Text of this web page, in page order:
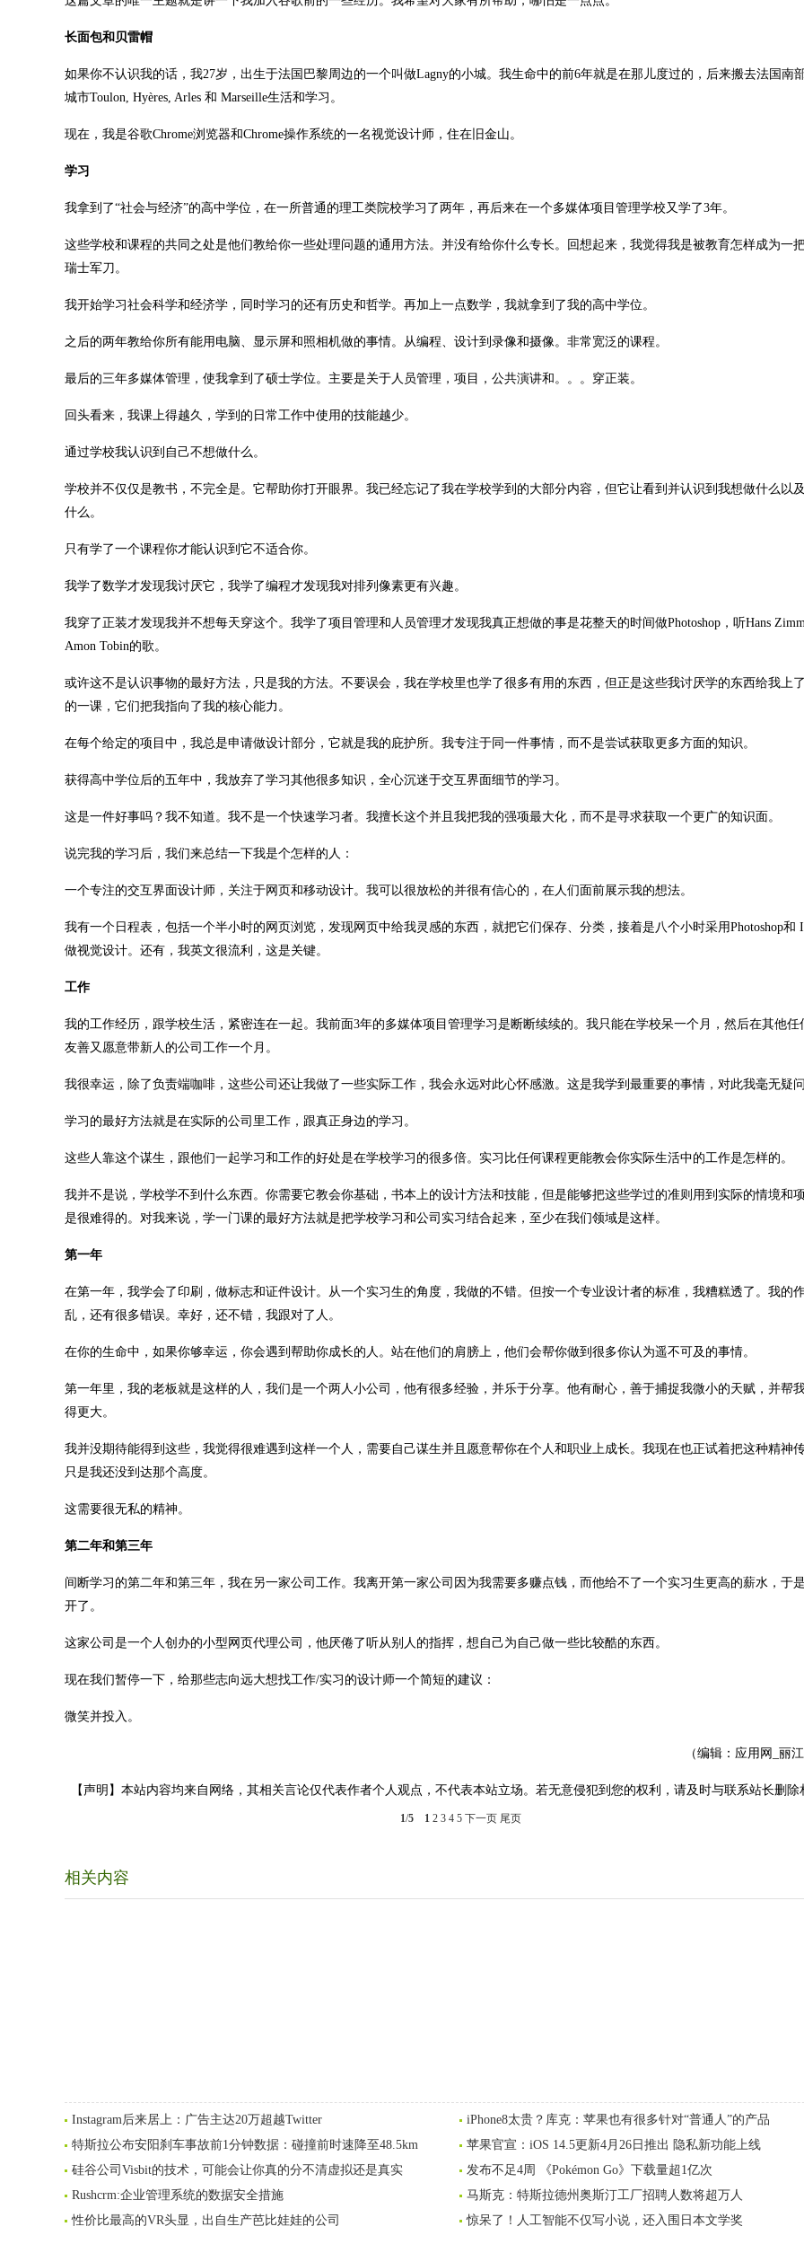
长面包和贝雷帽
如果你不认识我的话，我27岁，出生于法国巴黎周边的一个叫做Lagny的小城。我生命中的前6年就是在那儿度过的，后来搬去法国南
城市Toulon, Hyères, Arles 和 Marseille生活和学习。
现在，我是谷歌Chrome浏览器和Chrome操作系统的一名视觉设计师，住在旧金山。
学习
我拿到了“社会与经济”的高中学位，在一所普通的理工类院校学习了两年，再后来在一个多媒体项目管理学校又学了3年。
这些学校和课程的共同之处是他们教给你一些处理问题的通用方法。并没有给你什么专长。回想起来，我觉得我是被教育怎样成为一
瑞士军刀。
我开始学习社会科学和经济学，同时学习的还有历史和哲学。再加上一点数学，我就拿到了我的高中学位。
之后的两年教给你所有能用电脑、显示屏和照相机做的事情。从编程、设计到录像和摄像。非常宽泛的课程。
最后的三年多媒体管理，使我拿到了硕士学位。主要是关于人员管理，项目，公共演讲和。。。穿正装。
回头看来，我课上得越久，学到的日常工作中使用的技能越少。
通过学校我认识到自己不想做什么。
学校并不仅仅是教书，不完全是。它帮助你打开眼界。我已经忘记了我在学校学到的大部分内容，但它让看到并认识到我想做什么以
什么。
只有学了一个课程你才能认识到它不适合你。
我学了数学才发现我讨厌它，我学了编程才发现我对排列像素更有兴趣。
我穿了正装才发现我并不想每天穿这个。我学了项目管理和人员管理才发现我真正想做的事是花整天的时间做Photoshop，听Hans
Amon Tobin的歌。
或许这不是认识事物的最好方法，只是我的方法。不要误会，我在学校里也学了很多有用的东西，但正是这些我讨厌学的东西给我上
的一课，它们把我指向了我的核心能力。
在每个给定的项目中，我总是申请做设计部分，它就是我的庇护所。我专注于同一件事情，而不是尝试获取更多方面的知识。
获得高中学位后的五年中，我放弃了学习其他很多知识，全心沉迷于交互界面细节的学习。
这是一件好事吗？我不知道。我不是一个快速学习者。我擅长这个并且我把我的强项最大化，而不是寻求获取一个更广的知识面。
说完我的学习后，我们来总结一下我是个怎样的人：
一个专注的交互界面设计师，关注于网页和移动设计。我可以很放松的并很有信心的，在人们面前展示我的想法。
我有一个日程表，包括一个半小时的网页浏览，发现网页中给我灵感的东西，就把它们保存、分类，接着是八个小时采用Photoshop和
做视觉设计。还有，我英文很流利，这是关键。
工作
我的工作经历，跟学校生活，紧密连在一起。我前面3年的多媒体项目管理学习是断断续续的。我只能在学校呆一个月，然后在其他任
友善又愿意带新人的公司工作一个月。
我很幸运，除了负责端咖啡，这些公司还让我做了一些实际工作，我会永远对此心怀感激。这是我学到最重要的事情，对此我毫无疑问
学习的最好方法就是在实际的公司里工作，跟真正身边的学习。
这些人靠这个谋生，跟他们一起学习和工作的好处是在学校学习的很多倍。实习比任何课程更能教会你实际生活中的工作是怎样的。
我并不是说，学校学不到什么东西。你需要它教会你基础，书本上的设计方法和技能，但是能够把这些学过的准则用到实际的情境和项
是很难得的。对我来说，学一门课的最好方法就是把学校学习和公司实习结合起来，至少在我们领域是这样。
第一年
在第一年，我学会了印刷，做标志和证件设计。从一个实习生的角度，我做的不错。但按一个专业设计者的标准，我糟糕透了。我的
乱，还有很多错误。幸好，还不错，我跟对了人。
在你的生命中，如果你够幸运，你会遇到帮助你成长的人。站在他们的肩膀上，他们会帮你做到很多你认为遥不可及的事情。
第一年里，我的老板就是这样的人，我们是一个两人小公司，他有很多经验，并乐于分享。他有耐心，善于捕捉我微小的天赋，并帮
得更大。
我并没期待能得到这些，我觉得很难遇到这样一个人，需要自己谋生并且愿意帮你在个人和职业上成长。我现在也正试着把这种精神传
只是我还没到达那个高度。
这需要很无私的精神。
第二年和第三年
间断学习的第二年和第三年，我在另一家公司工作。我离开第一家公司因为我需要多赚点钱，而他给不了一个实习生更高的薪水，于
开了。
这家公司是一个人创办的小型网页代理公司，他厌倦了听从别人的指挥，想自己为自己做一些比较酷的东西。
现在我们暂停一下，给那些志向远大想找工作/实习的设计师一个简短的建议：
微笑并投入。
（编辑：应用网_丽
【声明】本站内容均来自网络，其相关言论仅代表作者个人观点，不代表本站立场。若无意侵犯到您的权利，请及时与联系站长删除
1/5 1 2 3 4 5 下一页 尾页
相关内容
Instagram后来居上：广告主达20万超越Twitter
iPhone8太贵？库克：苹果也有很多针对“普通人”的产品
特斯拉公布安阳刹车事故前1分钟数据：碰撞前时速降至48.5km
苹果官宣：iOS 14.5更新4月26日推出 隐私新功能上线
硅谷公司Visbit的技术，可能会让你真的分不清虚拟还是真实
发布不足4周 《Pokémon Go》下载量超1亿次
Rushcrm:企业管理系统的数据安全措施
马斯克：特斯拉德州奥斯汀工厂招聘人数将超万人
性价比最高的VR头显，出自生产芭比娃娃的公司
惊呆了！人工智能不仅写小说，还入围日本文学奖